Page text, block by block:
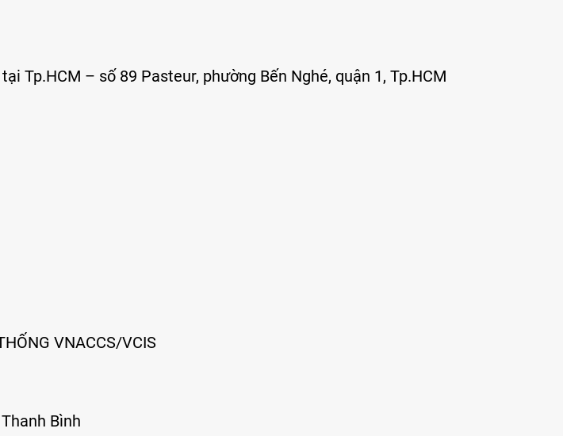
Tp.HCM – số 89 Pasteur, phường Bến Nghé, quận 1, Tp.HCM
VNACCS/VCIS
Bình